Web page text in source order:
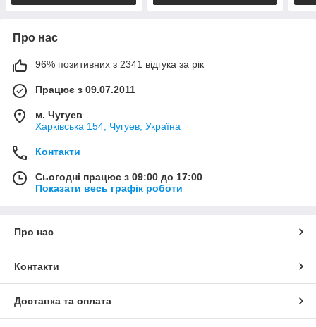
Про нас
96% позитивних з 2341 відгука за рік
Працює з 09.07.2011
м. Чугуев
Харківська 154, Чугуев, Україна
Контакти
Сьогодні працює з 09:00 до 17:00
Показати весь графік роботи
Про нас
Контакти
Доставка та оплата